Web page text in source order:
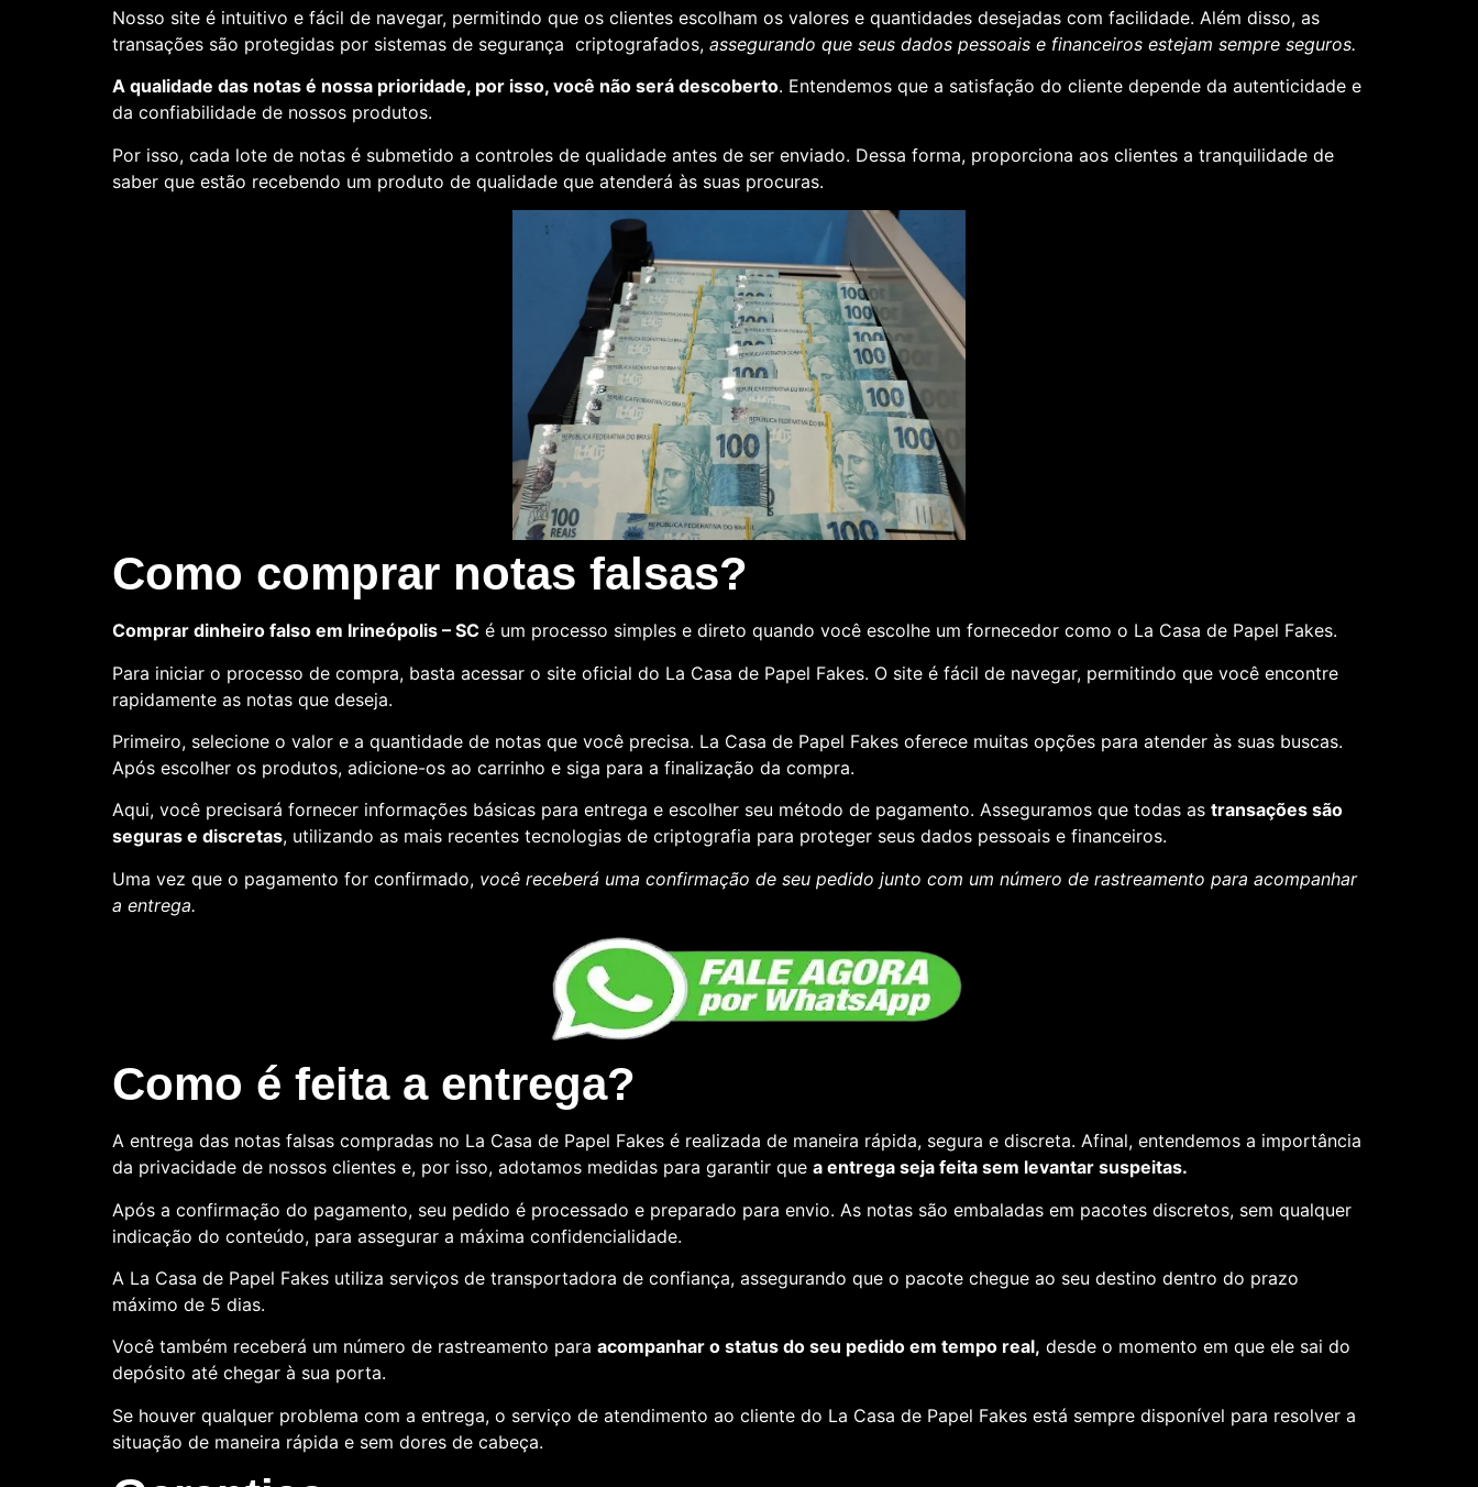
Nosso site é intuitivo e fácil de navegar, permitindo que os clientes escolham os valores e quantidades desejadas com facilidade. Além disso, as
transações são protegidas por sistemas de segurança criptografados, assegurando que seus dados pessoais e financeiros estejam sempre seguros.
A qualidade das notas é nossa prioridade, por isso, você não será descoberto. Entendemos que a satisfação do cliente depende da autenticidade e
da confiabilidade de nossos produtos.
Por isso, cada lote de notas é submetido a controles de qualidade antes de ser enviado. Dessa forma, proporciona aos clientes a tranquilidade de
saber que estão recebendo um produto de qualidade que atenderá às suas procuras.
Como comprar notas falsas?
Comprar dinheiro falso em Irineópolis – SC é um processo simples e direto quando você escolhe um fornecedor como o La Casa de Papel Fakes.
Para iniciar o processo de compra, basta acessar o site oficial do La Casa de Papel Fakes. O site é fácil de navegar, permitindo que você encontre
rapidamente as notas que deseja.
Primeiro, selecione o valor e a quantidade de notas que você precisa. La Casa de Papel Fakes oferece muitas opções para atender às suas buscas.
Após escolher os produtos, adicione-os ao carrinho e siga para a finalização da compra.
Aqui, você precisará fornecer informações básicas para entrega e escolher seu método de pagamento. Asseguramos que todas as transações são
seguras e discretas, utilizando as mais recentes tecnologias de criptografia para proteger seus dados pessoais e financeiros.
Uma vez que o pagamento for confirmado, você receberá uma confirmação de seu pedido junto com um número de rastreamento para acompanhar
a entrega.
Como é feita a entrega?
A entrega das notas falsas compradas no La Casa de Papel Fakes é realizada de maneira rápida, segura e discreta. Afinal, entendemos a importância
da privacidade de nossos clientes e, por isso, adotamos medidas para garantir que a entrega seja feita sem levantar suspeitas.
Após a confirmação do pagamento, seu pedido é processado e preparado para envio. As notas são embaladas em pacotes discretos, sem qualquer
indicação do conteúdo, para assegurar a máxima confidencialidade.
A La Casa de Papel Fakes utiliza serviços de transportadora de confiança, assegurando que o pacote chegue ao seu destino dentro do prazo
máximo de 5 dias.
Você também receberá um número de rastreamento para acompanhar o status do seu pedido em tempo real, desde o momento em que ele sai do
depósito até chegar à sua porta.
Se houver qualquer problema com a entrega, o serviço de atendimento ao cliente do La Casa de Papel Fakes está sempre disponível para resolver a
situação de maneira rápida e sem dores de cabeça.